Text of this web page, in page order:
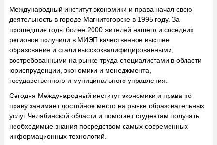
Международный институт экономики и права начал свою
деятельность в городе Магнитогорске в 1995 году. За
прошедшие годы более 2000 жителей нашего и соседних
регионов получили в МИЭП качественное высшее
образование и стали высококвалифицированными,
востребованными на рынке труда специалистами в области
юриспруденции, экономики и менеджмента,
государственного и муниципального управления.
Сегодня Международный институт экономики и права по
праву занимает достойное место на рынке образовательных
услуг Челябинской области и помогает студентам получать
необходимые знания посредством самых современных
информационных технологий.